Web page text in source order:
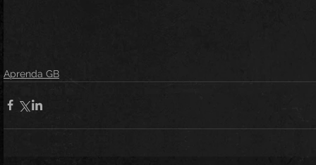
Aprenda GB